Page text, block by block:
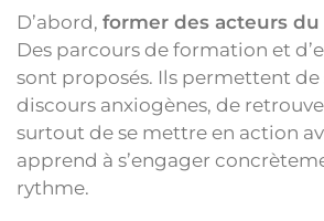
D’abord, former des acteurs
Des parcours de formation et
sont proposés. Ils permettent de
discours anxiogènes, de
surtout de se mettre en action
apprend à s’engager
rythme.